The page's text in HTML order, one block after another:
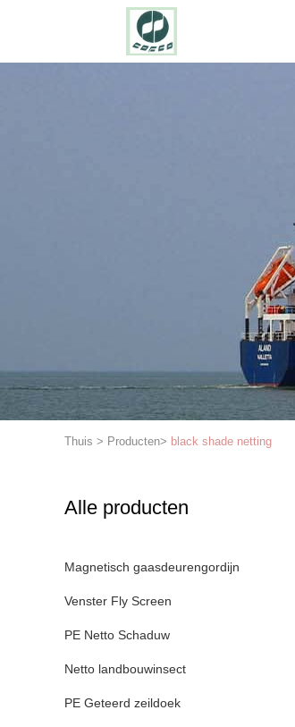
Thuis > Producten> black shade netting
Alle producten
Magnetisch gaasdeurengordijn
Venster Fly Screen
PE Netto Schaduw
Netto landbouwinsect
PE Geteerd zeildoek